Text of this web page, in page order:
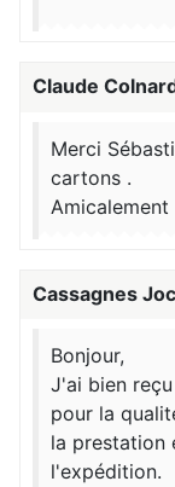
Claude
Merci
cartons .
Amicalement
Cassagnes
Bonjour,
J'ai bien
pour la
la prestation
l'expédition.